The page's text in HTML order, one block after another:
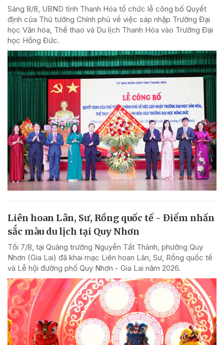
Sáng 8/8, UBND tỉnh Thanh Hóa tổ chức lễ công bố Quyết
định của Thủ tướng Chính phủ về việc sáp nhập Trường Đại
học Văn hóa, Thể thao và Du lịch Thanh Hóa vào Trường Đại
học Hồng Đức.
Liên hoan Lân, Sư, Rồng quốc tế - Điểm nhấn
sắc màu du lịch tại Quy Nhơn
Tối 7/8, tại Quảng trường Nguyễn Tất Thành, phường Quy
Nhơn (Gia Lai) đã khai mạc Liên hoan Lân, Sư, Rồng quốc tế
và Lễ hội đường phố Quy Nhơn - Gia Lai năm 2026.